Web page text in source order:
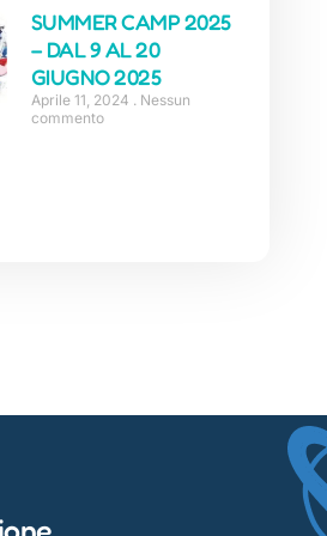
SUMMER CAMP 2025
– DAL 9 AL 20
GIUGNO 2025
Aprile 11, 2024 Nessun
commento